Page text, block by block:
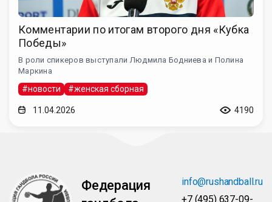
Комментарии по итогам второго дня «Кубка
Победы»
В роли спикеров выступали Людмила Бодниева и Полина
Маркина
#новости #женская сборная
11.04.2026 4190
Федерация
info@rushandball.ru
+7 (495) 637-09-